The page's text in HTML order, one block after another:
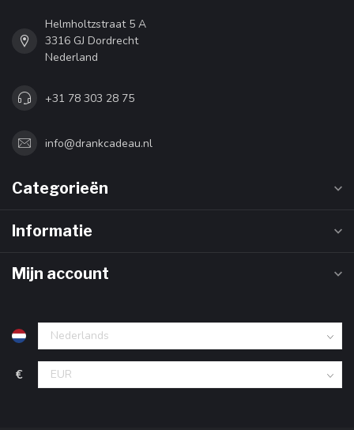
Helmholtzstraat 5 A
3316 GJ Dordrecht
Nederland
+31 78 303 28 75
info@drankcadeau.nl
Categorieën
Informatie
Mijn account
€